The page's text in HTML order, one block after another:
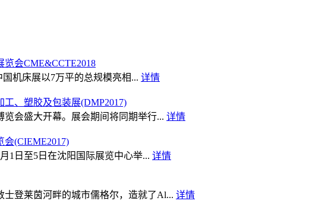
会CME&CCTE2018
机床展以7万平的总规模亮相... 详情
、塑胶及包装展(DMP2017)
览会盛大开幕。展会期间将同期举行... 详情
(CIEME2017)
1日至5日在沈阳国际展览中心举... 详情
登莱茵河畔的城市儒格尔，造就了Al... 详情